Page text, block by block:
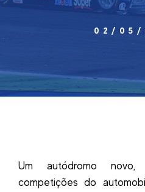
02/05/
Um autódromo
competições do